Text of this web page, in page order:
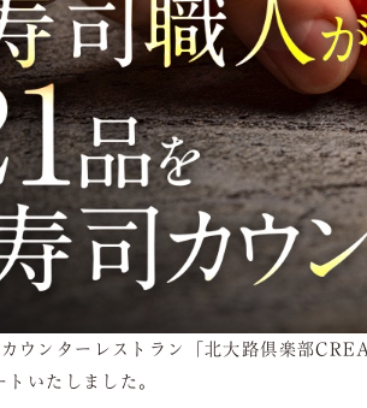
カウンターレストラン「北大路倶楽部
いたしました。